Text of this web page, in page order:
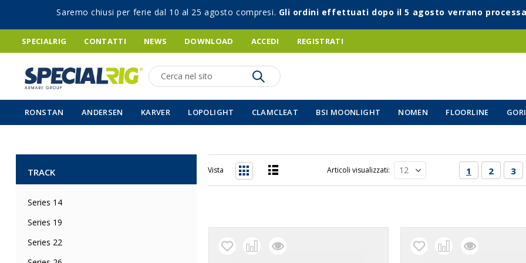
Saremo chiusi per ferie dal 10 al 25 agosto compresi. Gli ordini effettuati dopo il 5 agosto verrano
SPECIALRIG CONTATTI NEWS DOWNLOAD ACCEDI REGISTRATI
Ricerca
RONSTAN ANDERSEN KARVER LOPOLIGHT CLAMCLEAT BSI MOONLIGHT NOMEN FLOORLINE
Pagina
Attualmente
1 Pagina
2 3
Articoli visualizzati
Vista
TRACK
Series 14
Series 19
Series 22